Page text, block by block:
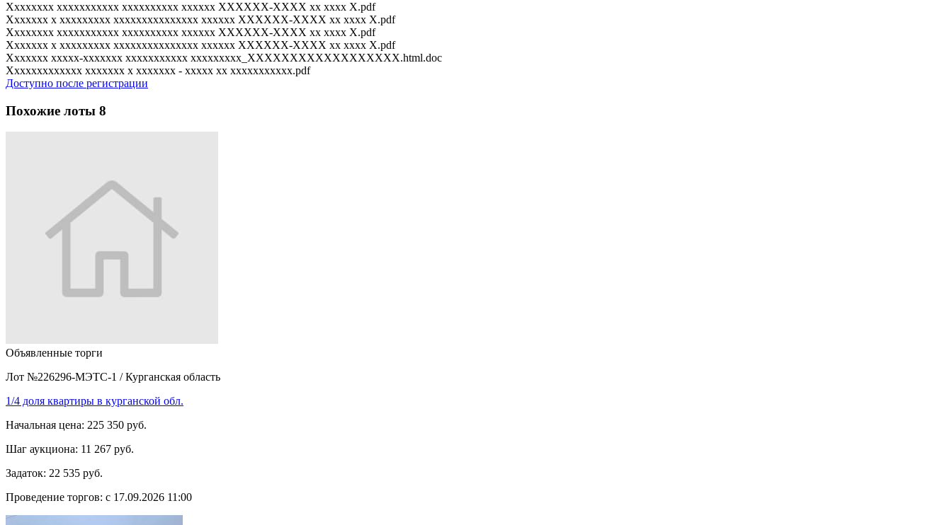
Xxxxxxxx xxxxxxxxxxx xxxxxxxxxx xxxxxx XXXXXX-XXXX xx xxxx X.pdf
Xxxxxxx x xxxxxxxxx xxxxxxxxxxxxxxx xxxxxx XXXXXX-XXXX xx xxxx X.pdf
Xxxxxxxx xxxxxxxxxxx xxxxxxxxxx xxxxxx XXXXXX-XXXX xx xxxx X.pdf
Xxxxxxx x xxxxxxxxx xxxxxxxxxxxxxxx xxxxxx XXXXXX-XXXX xx xxxx X.pdf
Xxxxxxx xxxxx-xxxxxxx xxxxxxxxxxx xxxxxxxxx_XXXXXXXXXXXXXXXXXX.html.doc
Xxxxxxxxxxxxx xxxxxxx x xxxxxxx - xxxxx xx xxxxxxxxxxx.pdf
Доступно после регистрации
Похожие лоты 8
Объявленные торги
Лот №226296-МЭТС-1 / Курганская область
1/4 доля квартиры в курганской обл.
Начальная цена: 225 350 руб.
Шаг аукциона: 11 267 руб.
Задаток: 22 535 руб.
Проведение торгов: с 17.09.2026 11:00